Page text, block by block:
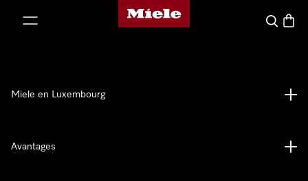
Page d'accueil de Miele
Panier
Miele en Luxembourg
Avantages